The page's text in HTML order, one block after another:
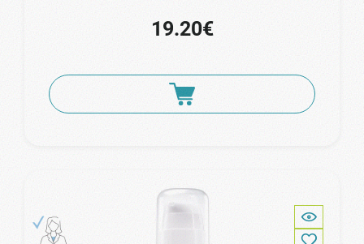
19.20€